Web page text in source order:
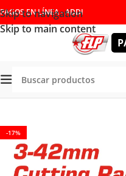
Skip to navigation
Skip to main content
PAGOS EN LÍNEA - ADDI
/LLAVES PARA
-17%